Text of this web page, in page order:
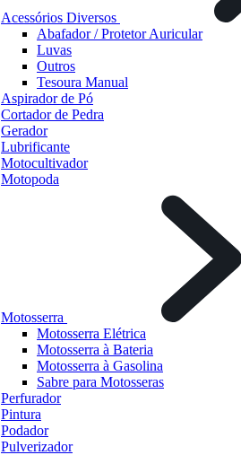
Acessórios Diversos
Abafador / Protetor Auricular
Luvas
Outros
Tesoura Manual
Aspirador de Pó
Cortador de Pedra
Gerador
Lubrificante
Motocultivador
Motopoda
Motosserra
Motosserra Elétrica
Motosserra à Bateria
Motosserra à Gasolina
Sabre para Motosseras
Perfurador
Pintura
Podador
Pulverizador